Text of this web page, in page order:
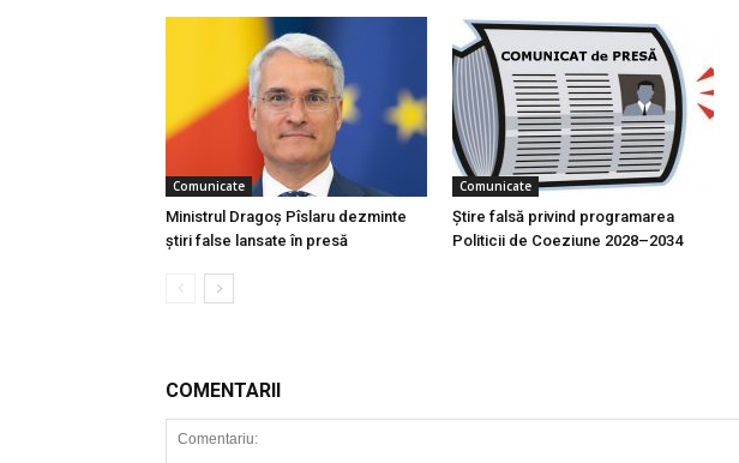
Comunicate
Ministrul Dragoș Pîslaru dezminte
știri false lansate în presă
Comunicate
Știre falsă privind programarea
Politicii de Coeziune 2028–2034
COMENTARII